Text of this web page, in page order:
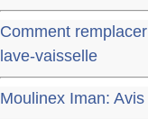
Comment
lave-vaisselle
Moulinex Iman: Avis